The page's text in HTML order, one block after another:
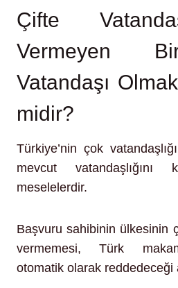
Çifte
Vermeyen
Vatandaşı
midir?
Türkiye’nin çok
mevcut vatandaşlığını
meselelerdir.
Başvuru sahibinin ülkesinin
vermemesi, Türk
otomatik olarak reddedeceği